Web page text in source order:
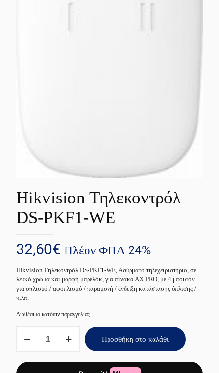
Hikvision Τηλεκοντρόλ
DS-PKF1-WE
32,60€ Πλέον ΦΠΑ 24%
Hikvision Τηλεκοντρόλ DS-PKF1-WE, Aσύρματο τηλεχειριστήριο, σε
λευκό χρώμα και μορφή μπρελόκ, για πίνακα AX PRO, με 4 μπουτόν
για οπλισμό / αφοπλισμό / παραμονή / ένδειξη κατάστασης όπλισης /
κ.λπ.
Διαθέσιμο κατόπιν παραγγελίας
Τηλεκοντρόλ
WE
Προσθήκη στο καλάθι